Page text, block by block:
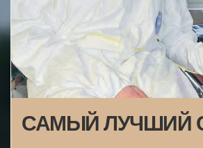
САМЫЙ ЛУЧШИЙ